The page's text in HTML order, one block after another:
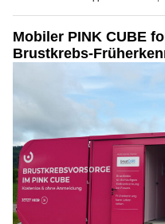
Mobiler PINK CUBE
Brustkrebs-